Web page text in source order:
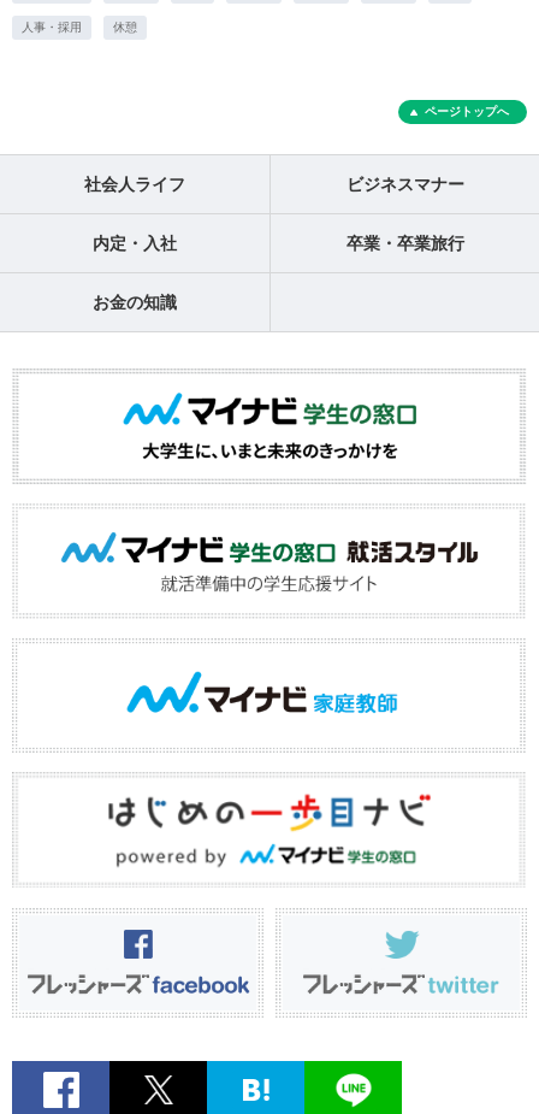
人事・採用 休憩
ページトップへ
社会人ライフ ビジネスマナー
内定・入社 卒業・卒業旅行
お金の知識